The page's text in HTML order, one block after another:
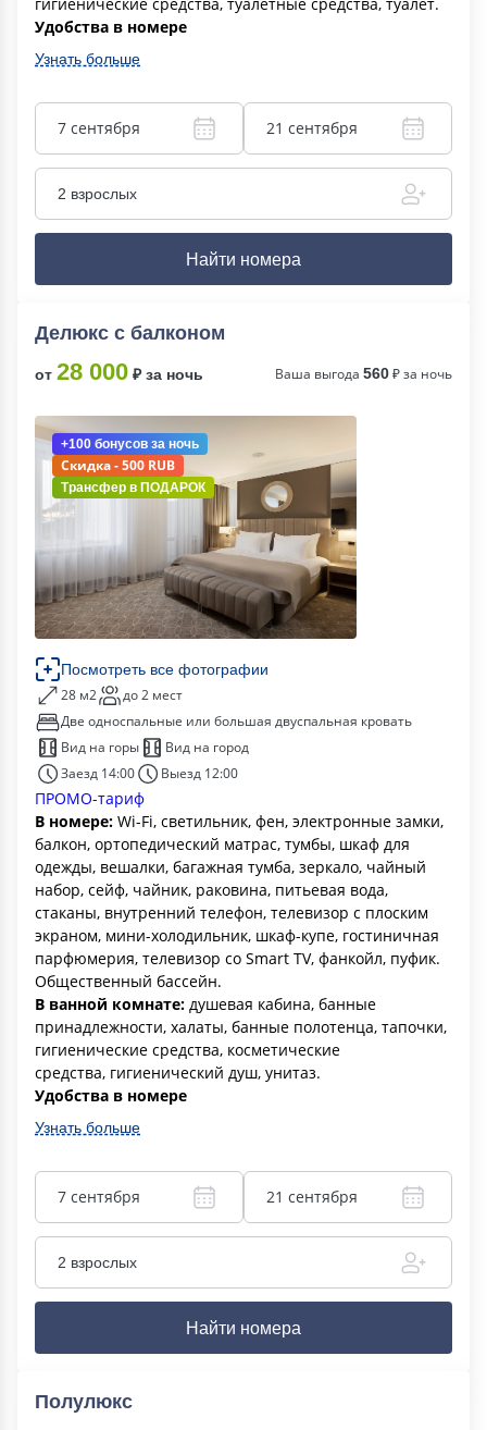
Удобства в номере
Узнать больше
7 сентября 21 сентября
2 взрослых
Найти номера
Делюкс с балконом
от 28 000 ₽ за ночь Ваша выгода 560₽ за ночь
+100 бонусов за ночь
Скидка - 500 RUB
Трансфер в ПОДАРОК
Посмотреть все фотографии
28 м2
до 2 мест
Две односпальные или большая двуспальная кровать
Вид на горы
Вид на город
Заезд 14:00
Выезд 12:00
ПРОМО-тариф
В номере: Wi-Fi, светильник, фен, электронные замки,
балкон, ортопедический матрас, тумбы, шкаф для
одежды, вешалки, багажная тумба, зеркало, чайный
набор, сейф, чайник, раковина, питьевая вода,
стаканы, внутренний телефон, телевизор с плоским
экраном, мини-холодильник, шкаф-купе, гостиничная
парфюмерия, телевизор со Smart TV, фанкойл, пуфик.
Общественный бассейн.
В ванной комнате: душевая кабина, банные
принадлежности, халаты, банные полотенца, тапочки,
гигиенические средства, косметические
средства, гигиенический душ, унитаз.
Удобства в номере
Узнать больше
7 сентября 21 сентября
2 взрослых
Найти номера
Полулюкс